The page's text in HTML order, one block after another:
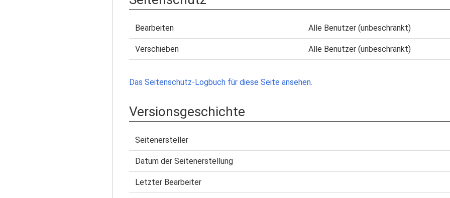
Bearbeiten Alle Benutzer (unbeschränkt)
Verschieben Alle Benutzer (unbeschränkt)
Das Seitenschutz-Logbuch für diese Seite ansehen.
Versionsgeschichte
Seitenersteller
Datum der Seitenerstellung
Letzter Bearbeiter